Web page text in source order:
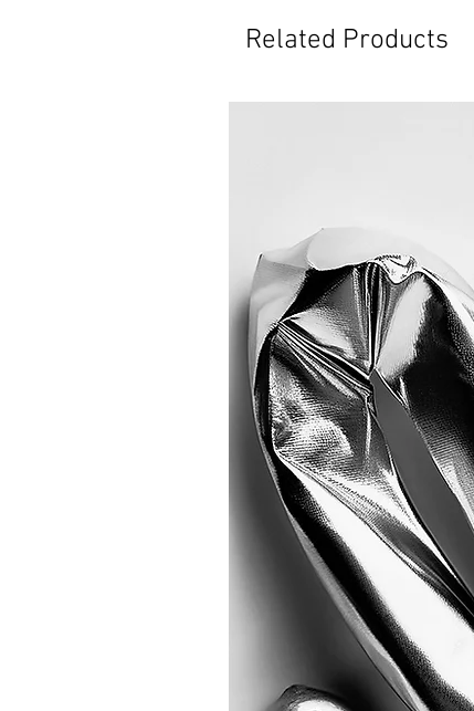
Related Products